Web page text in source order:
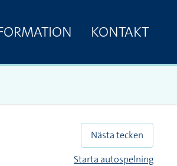
KONTAKT
Nästa tecken
Starta autospelning